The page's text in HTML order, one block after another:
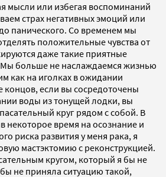
мысли или избегая воспоминаний
страх негативных эмоций или
панического. Со временем мы
положительные чувства от
даже такие приятные
Мы больше не наслаждаемся жизнью
как на иголках в ожидании
концов, если вы сосредоточены
воды из тонущей лодки, вы
круг рядом с собой. В
некоторое время на осознание и
риска развития у меня рака, я
мастэктомию с реконструкцией.
кругом, который я бы не
не приняла ситуацию такой,